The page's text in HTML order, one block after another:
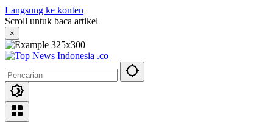
Langsung ke konten
Scroll untuk baca artikel
×